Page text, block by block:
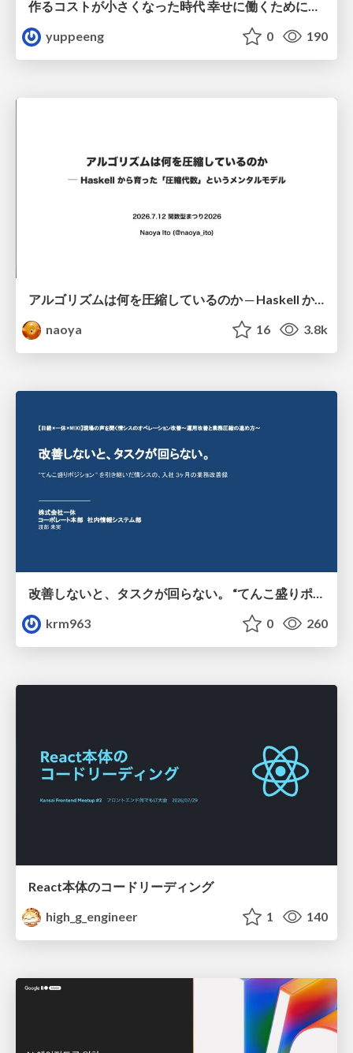
作るコストが小さくなった時代 幸せに働くために改めて考えたいこと 〜エンジニアとして価値を出し続けるために注視している二分野〜
yuppeeng
0 190
アルゴリズムは何を圧縮しているのか ─ Haskell から育った「圧縮代数」というメンタルモデル
naoya
16 3.8k
krm963
0 260
React本体のコードリーディング
high_g_engineer
1 140